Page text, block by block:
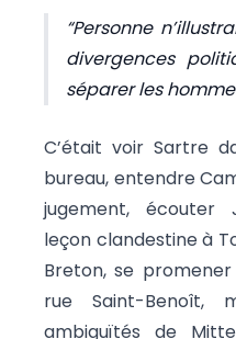
Personne
divergences
séparer les
C’était voir Sartre
bureau, entendre
jugement, écouter
leçon clandestine à
Breton, se
rue Saint-Benoît,
ambiguïtés de